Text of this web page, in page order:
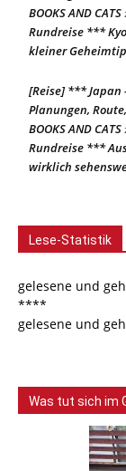
BOOKS AND CATS
Rundreise ***
kleiner
[Reise] *** Japan
Planungen,
BOOKS AND CATS
Rundreise ***
wirklich
Lese-Statistik
gelesene und
****
gelesene und
Was tut sich im